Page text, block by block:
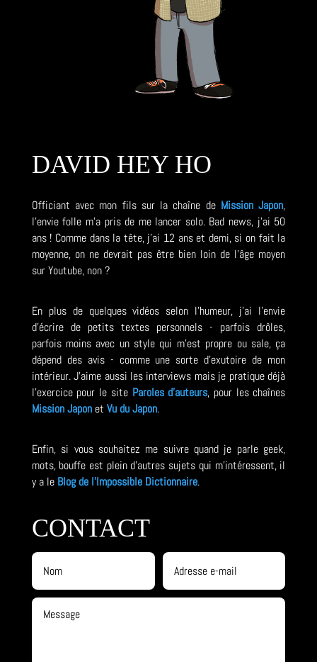
DAVID HEY HO
Officiant avec mon fils sur la chaîne de Mission Japon,
l'envie folle m'a pris de me lancer solo. Bad news, j'ai 50
ans ! Comme dans la tête, j'ai 12 ans et demi, si on fait la
moyenne, on ne devrait pas être bien loin de l'âge moyen
sur Youtube, non ?
En plus de quelques vidéos selon l'humeur, j'ai l'envie
d'écrire de petits textes personnels - parfois drôles,
parfois moins avec un style qui m'est propre ou sale, ça
dépend des avis - comme une sorte d'exutoire de mon
intérieur. J'aime aussi les interviews mais je pratique déjà
l'exercice pour le site Paroles d'auteurs, pour les chaînes
Mission Japonet Vu du Japon.
Enfin, si vous souhaitez me suivre quand je parle geek,
mots, bouffe est plein d'autres sujets qui m'intéressent, il
y a le Blog de l'Impossible Dictionnaire.
CONTACT